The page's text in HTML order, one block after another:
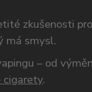
zkušenosti
má smysl.
– od
cigarety.